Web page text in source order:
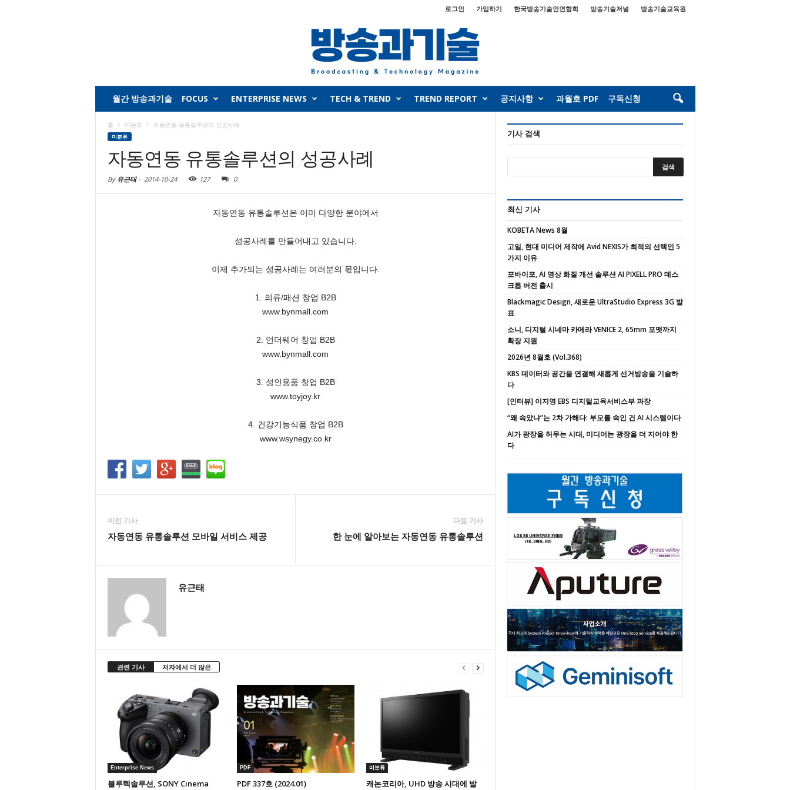
로그인 가입하기 한국방송기술인연합회 방송기술저널 방송기술교육원
월간 방송과기술 FOCUS ENTERPRISE NEWS TECH & TREND TREND REPORT 공지사항 과월호 PDF 구독신청
홈 미분류 자동연동 유통솔루션의 성공사례
미분류
자동연동 유통솔루션의 성공사례
By 유근태- 2014-10-24 127 0
자동연동 유통솔루션은 이미 다양한 분야에서
성공사례를 만들어내고 있습니다.
이제 추가되는 성공사례는 여러분의 몫입니다.
1. 의류/패션 창업 B2B
www.bynmall.com
2. 언더웨어 창업 B2B
www.bynmall.com
3. 성인용품 창업 B2B
www.toyjoy.kr
4. 건강기능식품 창업 B2B
www.wsynegy.co.kr
이전 기사
자동연동 유통솔루션 모바일 서비스 제공
다음 기사
한 눈에 알아보는 자동연동 유통솔루션
유근태
관련 기사 저자에서 더 많은
Enterprise News
블루텍솔루션, SONY Cinema
PDF
PDF 337호 (2024.01)
미분류
캐논코리아, UHD 방송 시대에 발
기사 검색
최신 기사
KOBETA News 8월
고일, 현대 미디어 제작에 Avid NEXIS가 최적의 선택인 5
가지 이유
포바이포, AI 영상 화질 개선 솔루션 AI PIXELL PRO 데스
크톱 버전 출시
Blackmagic Design, 새로운 UltraStudio Express 3G 발
표
소니, 디지털 시네마 카메라 VENICE 2, 65mm 포맷까지
확장 지원
2026년 8월호 (Vol.368)
KBS 데이터와 공간을 연결해 새롭게 선거방송을 기술하
다
[인터뷰] 이지영 EBS 디지털교육서비스부 과장
“왜 속았냐”는 2차 가해다: 부모를 속인 건 AI 시스템이다
AI가 광장을 허무는 시대, 미디어는 광장을 더 지어야 한
다